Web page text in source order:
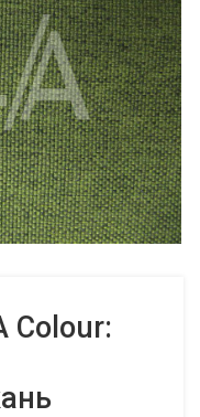
Colour: